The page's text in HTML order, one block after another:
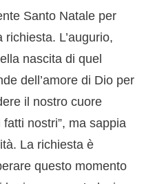
Santo Natale per
L’augurio,
nascita di quel
dell’amore di Dio per
il nostro cuore
fatti nostri”, ma sappia
La richiesta è
questo momento